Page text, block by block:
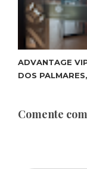
ADVANTAGE
DOS
Comente